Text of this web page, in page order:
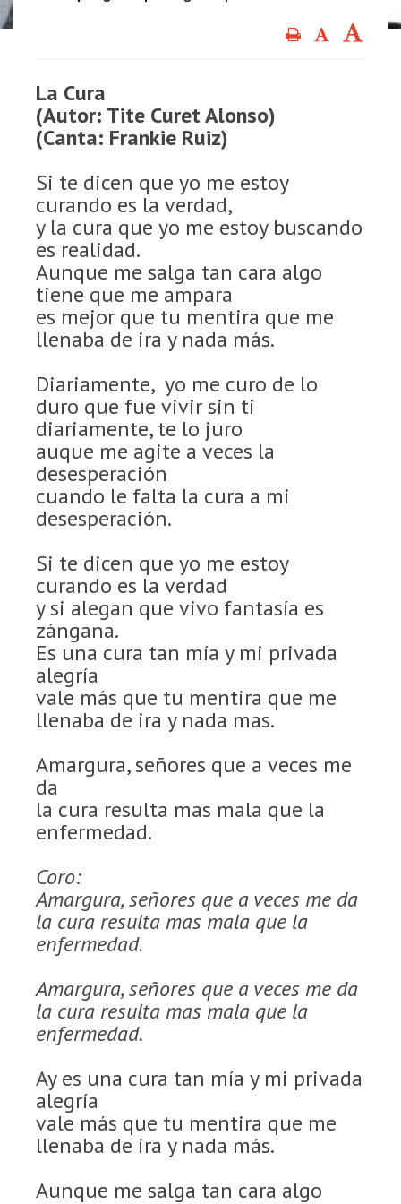
La Cura
(Autor: Tite Curet Alonso)
(Canta: Frankie Ruiz)
Si te dicen que yo me estoy
curando es la verdad,
y la cura que yo me estoy buscando
es realidad.
Aunque me salga tan cara algo
tiene que me ampara
es mejor que tu mentira que me
llenaba de ira y nada más.
Diariamente, yo me curo de lo
duro que fue vivir sin ti
diariamente, te lo juro
auque me agite a veces la
desesperación
cuando le falta la cura a mi
desesperación.
Si te dicen que yo me estoy
curando es la verdad
y si alegan que vivo fantasía es
zángana.
Es una cura tan mía y mi privada
alegría
vale más que tu mentira que me
llenaba de ira y nada mas.
Amargura, señores que a veces me
da
la cura resulta mas mala que la
enfermedad.
Coro:
Amargura, señores que a veces me da
la cura resulta mas mala que la
enfermedad.
Amargura, señores que a veces me da
la cura resulta mas mala que la
enfermedad.
Ay es una cura tan mía y mi privada
alegría
vale más que tu mentira que me
llenaba de ira y nada más.
Aunque me salga tan cara algo